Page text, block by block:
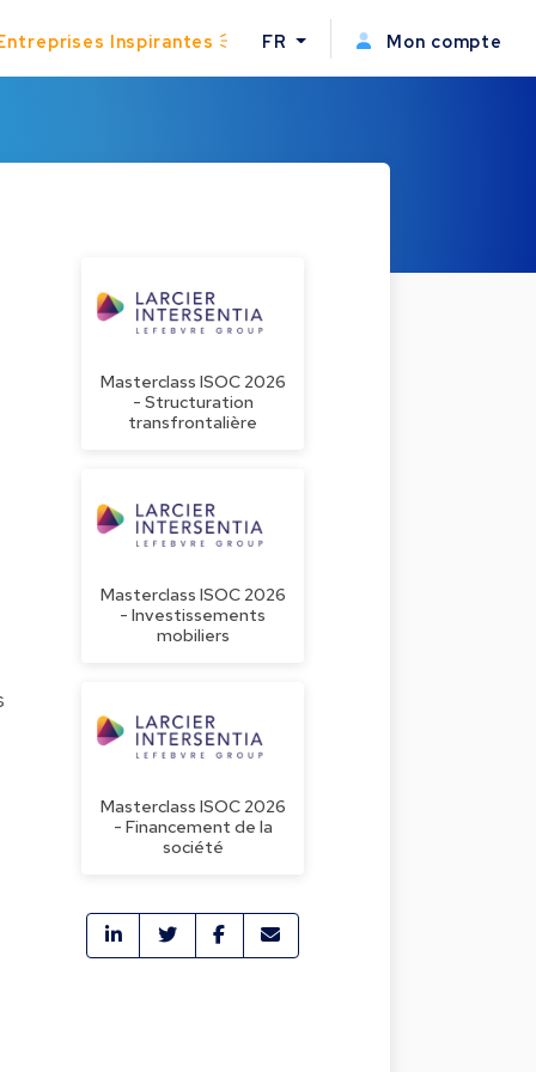
Inspirantes FR Mon compte
Masterclass ISOC 2026
- Structuration
transfrontalière
Masterclass ISOC 2026
- Investissements
mobiliers
Masterclass ISOC 2026
- Financement de la
société